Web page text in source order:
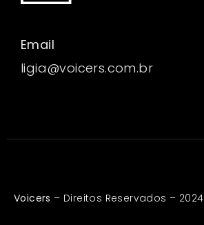
Email
ligia@voicers.com.br
Voicers – Direitos Reservados – 2024